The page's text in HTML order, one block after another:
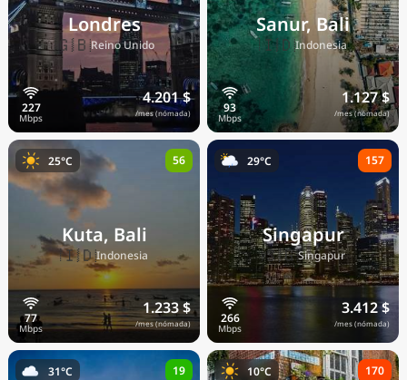
Londres
🇬🇧Reino Unido
4.201 $
/mes (nómada)
Sanur, Bali
🇮🇩Indonesia
1.127 $
/mes (nómada)
Kuta, Bali
🇮🇩Indonesia
1.233 $
/mes (nómada)
25°C 56
Singapur
🇸🇬Singapur
3.412 $
/mes (nómada)
29°C 157
31°C 19 10°C 170